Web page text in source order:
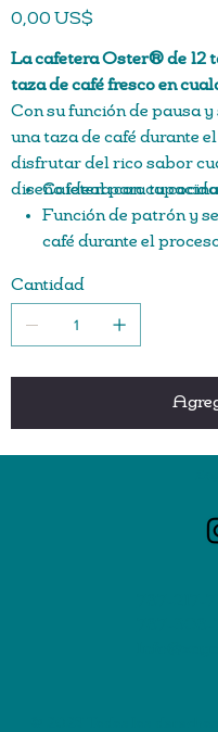
Precio
0,00 US$
La cafetera Oster® de 12
taza de café fresco en
Con su función de pausa
una taza de café durante
disfrutar del rico sabor
diseño ideal para tu
Cafetera con
Función de patrón y
café durante el
encendida o apagada.
La cesta extraíble
Las ventanas dobles
El área de
Cantidad